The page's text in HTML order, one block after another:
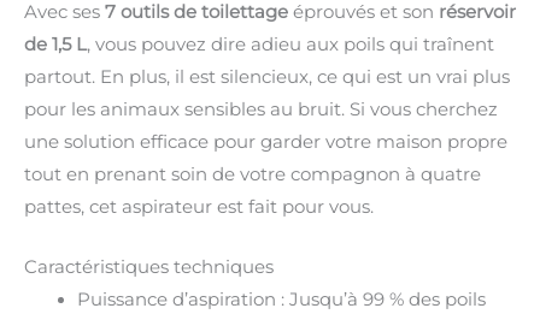
Avec ses 7 outils de toilettage éprouvés et son réservoir
de 1,5 L, vous pouvez dire adieu aux poils qui traînent
partout. En plus, il est silencieux, ce qui est un vrai plus
pour les animaux sensibles au bruit. Si vous cherchez
une solution efficace pour garder votre maison propre
tout en prenant soin de votre compagnon à quatre
pattes, cet aspirateur est fait pour vous.
Caractéristiques techniques
Puissance d’aspiration : Jusqu’à 99 % des poils